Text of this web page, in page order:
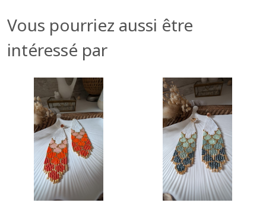
Vous pourriez aussi être
intéressé par